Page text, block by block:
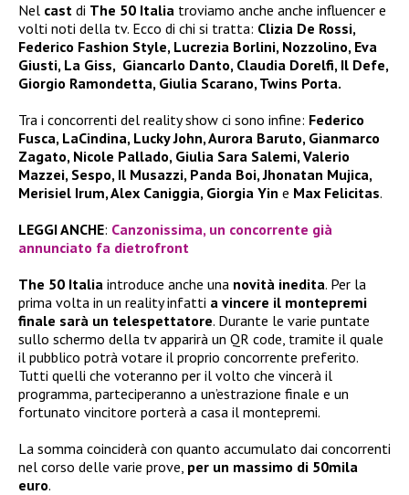
Nel cast di The 50 Italia troviamo anche anche influencer e
volti noti della tv. Ecco di chi si tratta: Clizia De Rossi,
Federico Fashion Style, Lucrezia Borlini, Nozzolino, Eva
Giusti, La Giss, Giancarlo Danto, Claudia Dorelfi, Il Defe,
Giorgio Ramondetta, Giulia Scarano, Twins Porta.
Tra i concorrenti del reality show ci sono infine: Federico
Fusca, LaCindina, Lucky John, Aurora Baruto, Gianmarco
Zagato, Nicole Pallado, Giulia Sara Salemi, Valerio
Mazzei, Sespo, Il Musazzi, Panda Boi, Jhonatan Mujica,
Merisiel Irum, Alex Caniggia, Giorgia Yin e Max Felicitas.
LEGGI ANCHE: Canzonissima, un concorrente già
annunciato fa dietrofront
The 50 Italia introduce anche una novità inedita. Per la
prima volta in un reality infatti a vincere il montepremi
finale sarà un telespettatore. Durante le varie puntate
sullo schermo della tv apparirà un QR code, tramite il quale
il pubblico potrà votare il proprio concorrente preferito.
Tutti quelli che voteranno per il volto che vincerà il
programma, parteciperanno a un’estrazione finale e un
fortunato vincitore porterà a casa il montepremi.
La somma coinciderà con quanto accumulato dai concorrenti
nel corso delle varie prove, per un massimo di 50mila
euro.